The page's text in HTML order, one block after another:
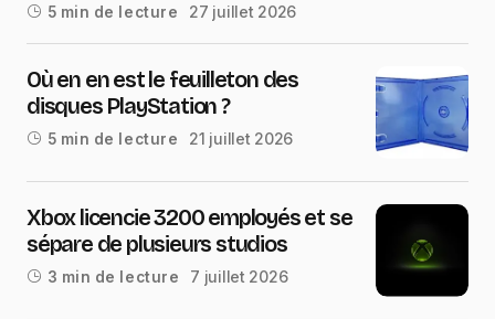
5 min de lecture 27 juillet 2026
Où en en est le feuilleton des
disques PlayStation ?
5 min de lecture 21 juillet 2026
Xbox licencie 3200 employés et se
sépare de plusieurs studios
3 min de lecture 7 juillet 2026